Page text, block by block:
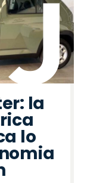
la
lo